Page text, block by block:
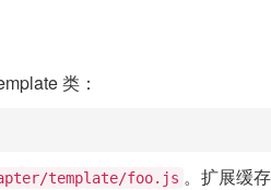
类：
template/foo.js 。扩展缓